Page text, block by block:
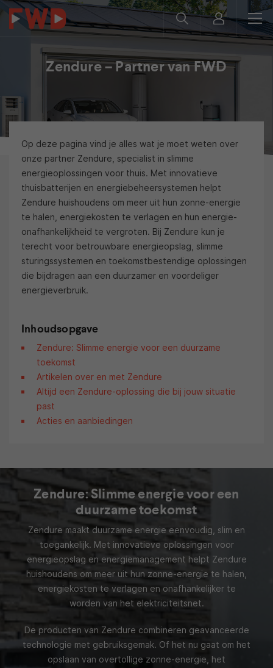
Zendure – Partner van FWD
Op deze pagina vind je alles wat je moet weten over
onze partner Zendure, specialist in slimme
energieoplossingen voor thuis. Met innovatieve
thuisbatterijen en energiebeheersystemen helpt
Zendure huishoudens om meer uit hun zonne-energie
te halen, energiekosten te verlagen en hun energie-
onafhankelijkheid te vergroten. Bij Zendure kun je
terecht voor betrouwbare energieopslag, slimme
sturingssystemen en toekomstbestendige oplossingen
die bijdragen aan een duurzamer en voordeliger
energieverbruik.
Inhoudsopgave
Zendure: Slimme energie voor een duurzame
toekomst
Artikelen over en met Zendure
Altijd een Zendure-oplossing die bij jouw situatie
past
Acties en aanbiedingen
Zendure: Slimme energie voor een
duurzame toekomst
Zendure maakt duurzame energie eenvoudig, slim en
toegankelijk. Met innovatieve oplossingen voor
energieopslag en energiemanagement helpt Zendure
huishoudens om meer uit hun zonne-energie te halen,
energiekosten te verlagen en onafhankelijker te
worden van het elektriciteitsnet.
De producten van Zendure combineren geavanceerde
technologie met gebruiksgemak. Of het nu gaat om het
opslaan van overtollige zonne-energie, het